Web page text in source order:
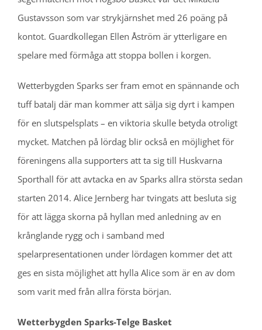
Gustavsson som var strykjärnshet med 26 poäng på
kontot. Guardkollegan Ellen Åström är ytterligare en
spelare med förmåga att stoppa bollen i korgen.
Wetterbygden Sparks ser fram emot en spännande och
tuff batalj där man kommer att sälja sig dyrt i kampen
för en slutspelsplats – en viktoria skulle betyda otroligt
mycket. Matchen på lördag blir också en möjlighet för
föreningens alla supporters att ta sig till Huskvarna
Sporthall för att avtacka en av Sparks allra största sedan
starten 2014. Alice Jernberg har tvingats att besluta sig
för att lägga skorna på hyllan med anledning av en
krånglande rygg och i samband med
spelarpresentationen under lördagen kommer det att
ges en sista möjlighet att hylla Alice som är en av dom
som varit med från allra första början.
Wetterbygden Sparks-Telge Basket